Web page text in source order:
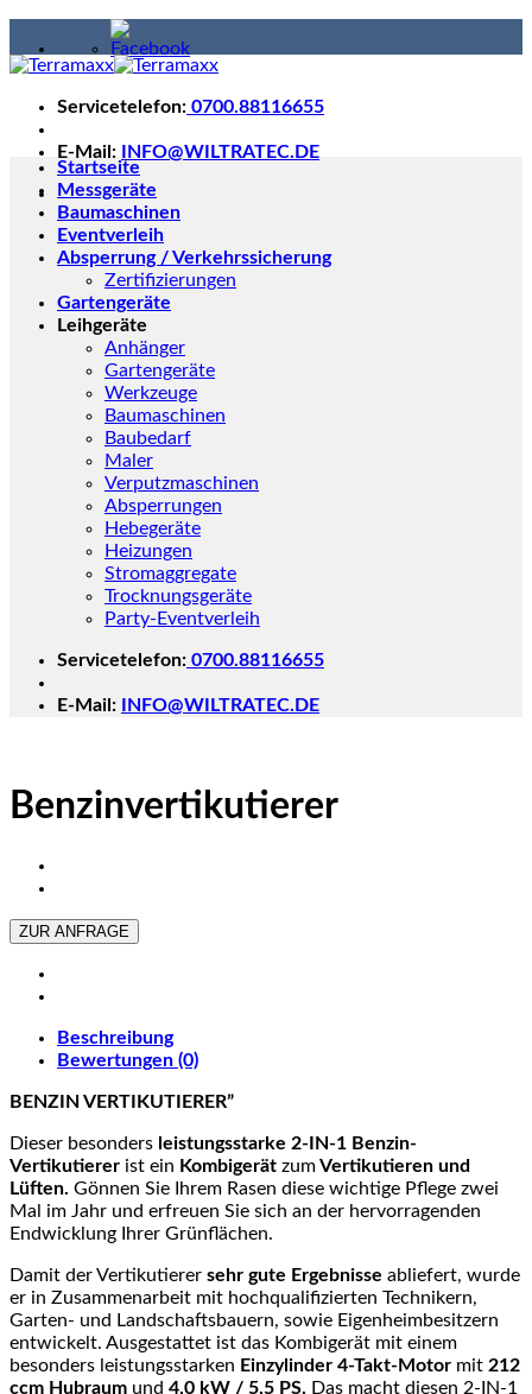
to
content
Servicetelefon: 0700.88116655
E-Mail:
INFO@WILTRATEC.DE
Startseite
Messgeräte
Baumaschinen
Eventverleih
Absperrung / Verkehrssicherung
Zertifizierungen
Gartengeräte
Leihgeräte
Anhänger
Gartengeräte
Werkzeuge
Baumaschinen
Baubedarf
Maler
Verputzmaschinen
Absperrungen
Hebegeräte
Heizungen
Stromaggregate
Trocknungsgeräte
Party-Eventverleih
Servicetelefon: 0700.88116655
E-Mail: INFO@WILTRATEC.DE
Benzinvertikutierer
ZUR ANFRAGE
Beschreibung
Bewertungen (0)
BENZIN VERTIKUTIERER”
Dieser besonders leistungsstarke 2-IN-1 Benzin-
Vertikutierer ist ein Kombigerät zumVertikutieren und
Lüften. Gönnen Sie Ihrem Rasen diese wichtige Pflege zwei
Mal im Jahr und erfreuen Sie sich an der hervorragenden
Endwicklung Ihrer Grünflächen.
Damit der Vertikutierer sehr gute Ergebnisse abliefert, wurde
er in Zusammenarbeit mit hochqualifizierten Technikern,
Garten- und Landschaftsbauern, sowie Eigenheimbesitzern
entwickelt. Ausgestattet ist das Kombigerät mit einem
besonders leistungsstarken Einzylinder 4-Takt-Motor mit 212
ccm Hubraum und 4,0 kW / 5,5 PS. Das macht diesen 2-IN-1